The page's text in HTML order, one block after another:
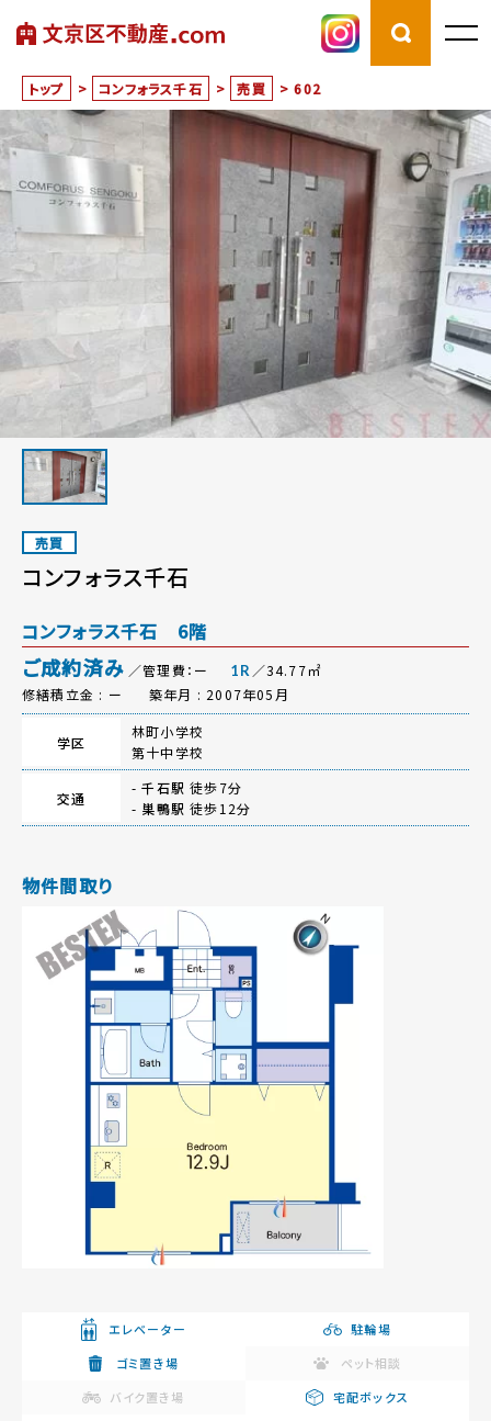
トップ > コンフォラス千石 > 売買 > 602
売買
コンフォラス千石
コンフォラス千石 6階
ご成約済み ／管理費：ー 1R ／34.77㎡
修繕積立金 : ー
築年月 : 2007年05月
学区
林町小学校
第十中学校
交通
-千石駅 徒歩7分
- 巣鴨駅 徒歩12分
物件間取り
エレベーター
駐輪場
ゴミ置き場
ペット相談
バイク置き場
宅配ボックス